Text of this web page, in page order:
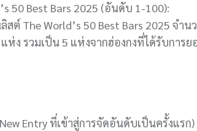
50 Best Bars 2025 (อันดับ 1-100):
สต์ The World’s 50 Best Bars 2025 จ
ง รวมเป็น 5 แห่งจากฮ่องกงที่ได้รับการย
Entry ที่เข้าสู่การจัดอันดับเป็นครั้งแรก)